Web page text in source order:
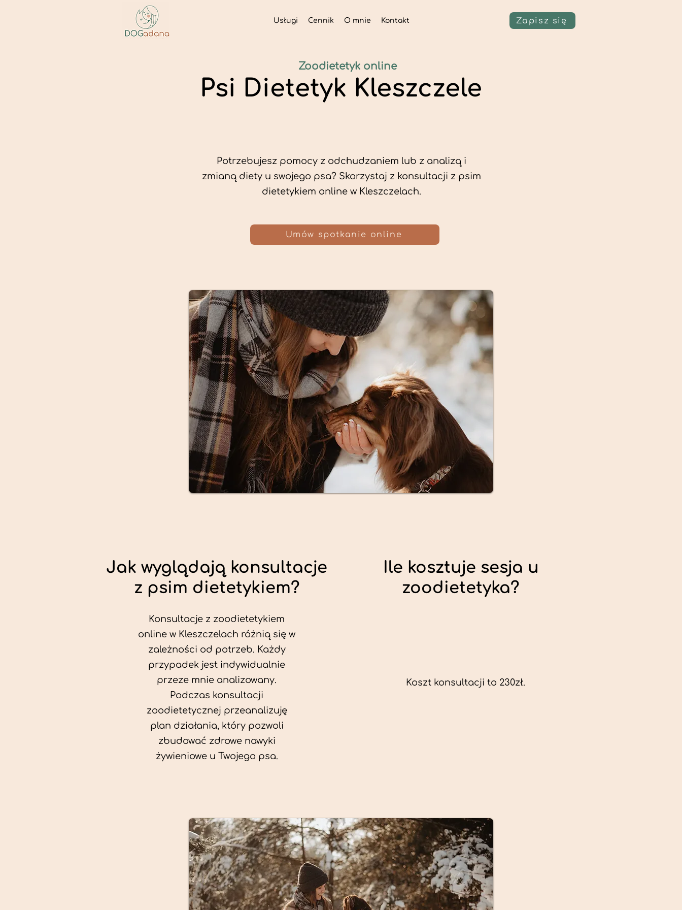
Usługi Cennik O mnie Kontakt Zapisz się
Psi Dietetyk Kleszczele
Potrzebujesz pomocy z odchudzaniem lub z analizą i
zmianą diety u swojego psa? Skorzystaj z konsultacji z psim
dietetykiem online w Kleszczelach.
Zoodietetyk online
Umów spotkanie online
Jak wyglądają konsultacje
z psim dietetykiem?
Konsultacje z zoodietetykiem
online w Kleszczelach różnią się w
zależności od potrzeb. Każdy
przypadek jest indywidualnie
przeze mnie analizowany.
Podczas konsultacji
zoodietetycznej przeanalizuję
plan działania, który pozwoli
zbudować zdrowe nawyki
żywieniowe u Twojego psa.
Ile kosztuje sesja u
zoodietetyka?
Koszt konsultacji to 230zł.